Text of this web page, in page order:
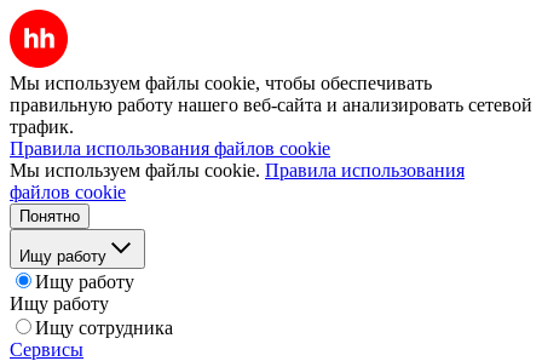
Мы используем файлы cookie, чтобы обеспечивать
правильную работу нашего веб-сайта и анализировать сетевой
трафик.
Правила использования файлов cookie
Мы используем файлы cookie. Правила использования
файлов cookie
Понятно
Ищу работу
Ищу работу
Ищу работу
Ищу сотрудника
Сервисы